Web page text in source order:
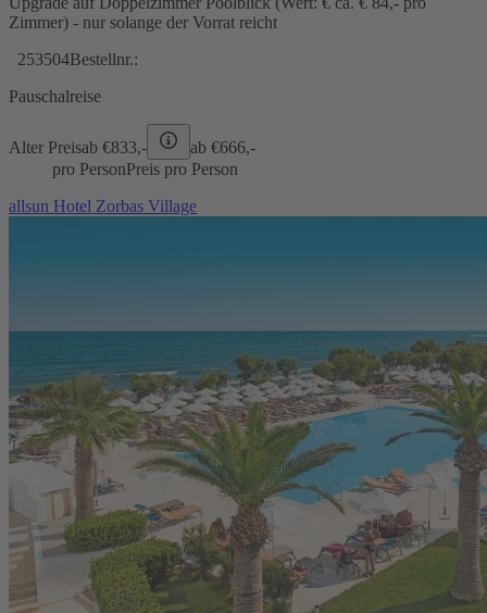
Zimmer) - nur solange der Vorrat reicht
253504Bestellnr.:
Pauschalreise
Alter Preisab €833,- ab €666,-
pro PersonPreis pro Person
allsun Hotel Zorbas Village